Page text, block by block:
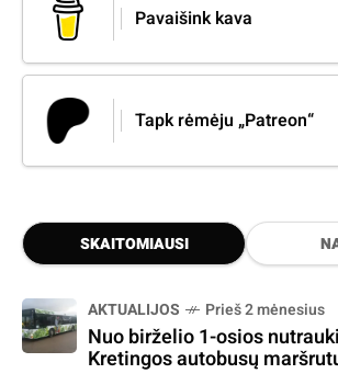
Pavaišink kava
Tapk rėmėju „Patreon“
SKAITOMIAUSI
AKTUALIJOS Prieš 2 mėnesius
Nuo birželio 1-osios
Kretingos autobusų